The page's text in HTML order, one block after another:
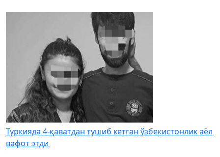
Туркияда 4-қаватдан тушиб кетган ўзбекистонлик аёл
вафот этди